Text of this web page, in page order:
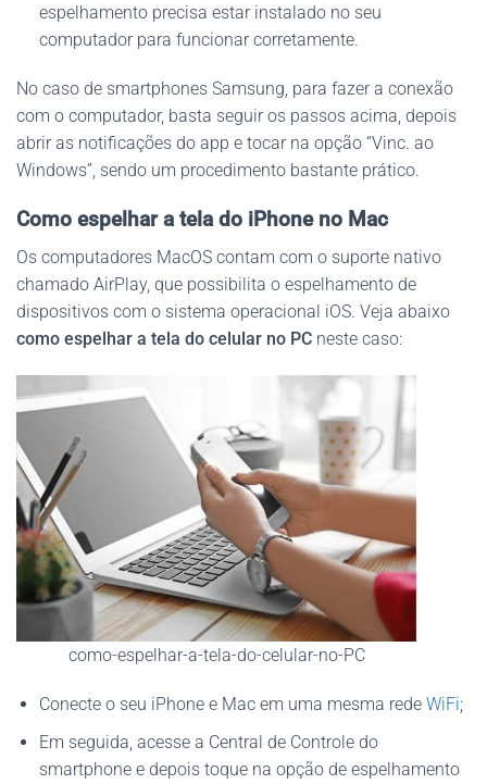
espelhamento precisa estar instalado no seu
computador para funcionar corretamente.
No caso de smartphones Samsung, para fazer a conexão
com o computador, basta seguir os passos acima, depois
abrir as notificações do app e tocar na opção “Vinc. ao
Windows”, sendo um procedimento bastante prático.
Como espelhar a tela do iPhone no Mac
Os computadores MacOS contam com o suporte nativo
chamado AirPlay, que possibilita o espelhamento de
dispositivos com o sistema operacional iOS. Veja abaixo
como espelhar a tela do celular no PC neste caso:
como-espelhar-a-tela-do-celular-no-PC
Conecte o seu iPhone e Mac em uma mesma rede WiFi;
Em seguida, acesse a Central de Controle do
smartphone e depois toque na opção de espelhamento